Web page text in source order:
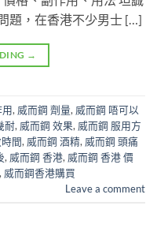
題，在香港不少男士 […]
→
, 威而鋼 劑量, 威而鋼 唔可以
耐, 威而鋼 效果, 威而鋼 服用方
間, 威而鋼 酒精, 威而鋼 頭痛
, 威而鋼 香港, 威而鋼 香港 價
, 威而鋼香港購買
Leave a comment